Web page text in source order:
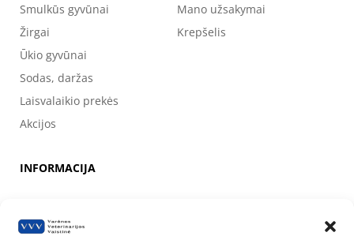
Smulkūs gyvūnai
Žirgai
Ūkio gyvūnai
Sodas, daržas
Laisvalaikio prekės
Akcijos
Mano užsakymai
Krepšelis
INFORMACIJA
Kontaktai